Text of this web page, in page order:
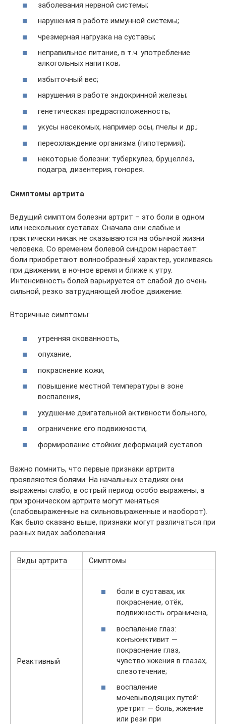
заболевания нервной системы;
нарушения в работе иммунной системы;
чрезмерная нагрузка на суставы;
неправильное питание, в т.ч. употребление
алкогольных напитков;
избыточный вес;
нарушения в работе эндокринной железы;
генетическая предрасположенность;
укусы насекомых, например осы, пчелы и др.;
переохлаждение организма (гипотермия);
некоторые болезни: туберкулез, бруцеллёз,
подагра, дизентерия, гонорея.
Симптомы артрита
Ведущий симптом болезни артрит – это боли в одном
или нескольких суставах. Сначала они слабые и
практически никак не сказываются на обычной жизни
человека. Со временем болевой синдром нарастает:
боли приобретают волнообразный характер, усиливаясь
при движении, в ночное время и ближе к утру.
Интенсивность болей варьируется от слабой до очень
сильной, резко затрудняющей любое движение.
Вторичные симптомы:
утренняя скованность,
опухание,
покраснение кожи,
повышение местной температуры в зоне
воспаления,
ухудшение двигательной активности больного,
ограничение его подвижности,
формирование стойких деформаций суставов.
Важно помнить, что первые признаки артрита
проявляются болями. На начальных стадиях они
выражены слабо, в острый период особо выражены, а
при хроническом артрите могут меняться
(слабовыраженные на сильновыраженные и наоборот).
Как было сказано выше, признаки могут различаться при
разных видах заболевания.
Виды артрита Симптомы
Реактивный
боли в суставах, их
покраснение, отёк,
подвижность ограничена,
воспаление глаз:
конъюнктивит —
покраснение глаз,
чувство жжения в глазах,
слезотечение;
воспаление
мочевыводящих путей:
уретрит — боль, жжение
или рези при